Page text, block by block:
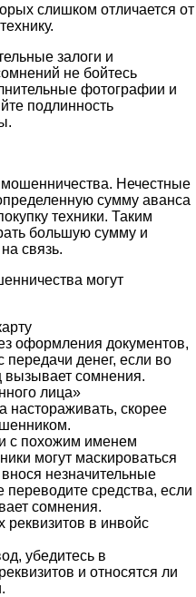
слишком отличается от
залоги и
не бойтесь
фотографии и
подлинность
Нечестные
сумму аванса
техники. Таким
большую сумму и
связь.
могут
оформления документов,
денег, если во
сомнения.
лица»
настораживать, скорее
с похожим именем
могут маскироваться
незначительные
средства, если
сомнения.
реквизитов в инвойс
убедитесь в
и относятся ли